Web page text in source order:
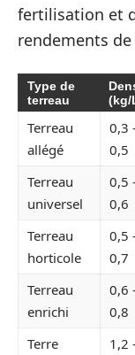
fertilisation et
rendements
Type de
terreau
(kg/
Terreau
allégé
0,3
0,5
Terreau
universel
0,5
0,6
Terreau
horticole
0,5
0,7
Terreau
enrichi
0,6
0,8
Terre
1,2